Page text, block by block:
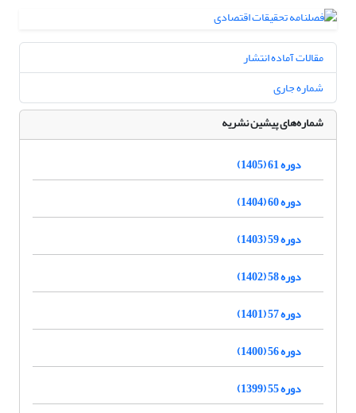
مقالات آماده انتشار
شماره جاری
شماره‌های پیشین نشریه
دوره 61 (1405)
دوره 60 (1404)
دوره 59 (1403)
دوره 58 (1402)
دوره 57 (1401)
دوره 56 (1400)
دوره 55 (1399)